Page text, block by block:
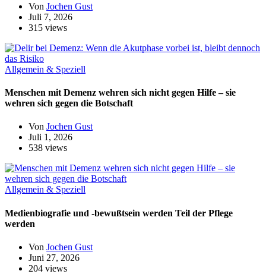
Von Jochen Gust
Juli 7, 2026
315 views
Allgemein & Speziell
Menschen mit Demenz wehren sich nicht gegen Hilfe – sie
wehren sich gegen die Botschaft
Von Jochen Gust
Juli 1, 2026
538 views
Allgemein & Speziell
Medienbiografie und -bewußtsein werden Teil der Pflege
werden
Von Jochen Gust
Juni 27, 2026
204 views